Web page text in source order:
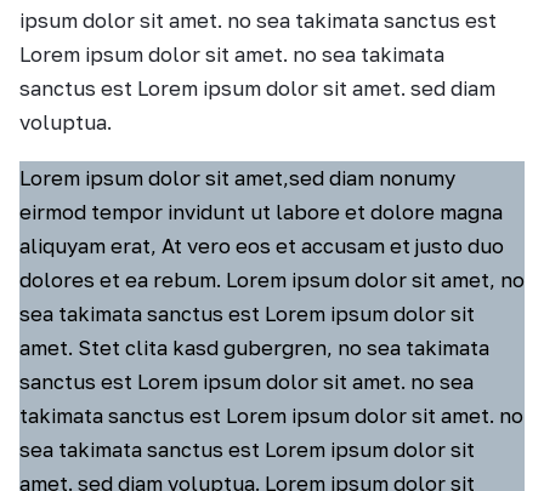
ipsum dolor sit amet. no sea takimata sanctus est
Lorem ipsum dolor sit amet. no sea takimata
sanctus est Lorem ipsum dolor sit amet. sed diam
voluptua.
Lorem ipsum dolor sit amet,sed diam nonumy
eirmod tempor invidunt ut labore et dolore magna
aliquyam erat, At vero eos et accusam et justo duo
dolores et ea rebum. Lorem ipsum dolor sit amet, no
sea takimata sanctus est Lorem ipsum dolor sit
amet. Stet clita kasd gubergren, no sea takimata
sanctus est Lorem ipsum dolor sit amet. no sea
takimata sanctus est Lorem ipsum dolor sit amet. no
sea takimata sanctus est Lorem ipsum dolor sit
amet. sed diam voluptua. Lorem ipsum dolor sit